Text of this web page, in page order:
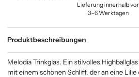
Lieferung innerhalb
3–6 Werktagen
Produktbeschreibungen
Melodia Trinkglas. Ein stilvolles
mit einem schönen Schliff, der an eine Lilie